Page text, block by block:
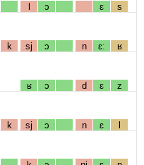
l ɔ ɛ s
k sj ɔ n ɛː ʁ
ʁ ɔ d ɛ z
k sj ɔ n ɛ l